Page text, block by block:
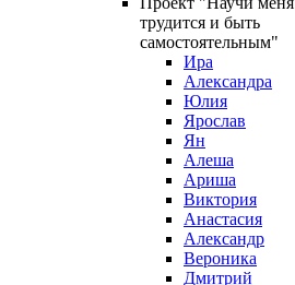
трудится и быть
самостоятельным"
Ира
Александра
Юлия
Ярослав
Ян
Алеша
Ариша
Виктория
Анастасия
Александр
Вероника
Дмитрий